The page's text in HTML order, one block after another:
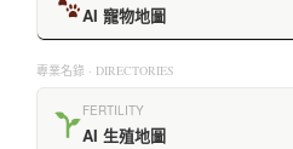
AI 寵物地圖
專業名錄 · DIRECTORIES
FERTILITY
AI 生殖地圖